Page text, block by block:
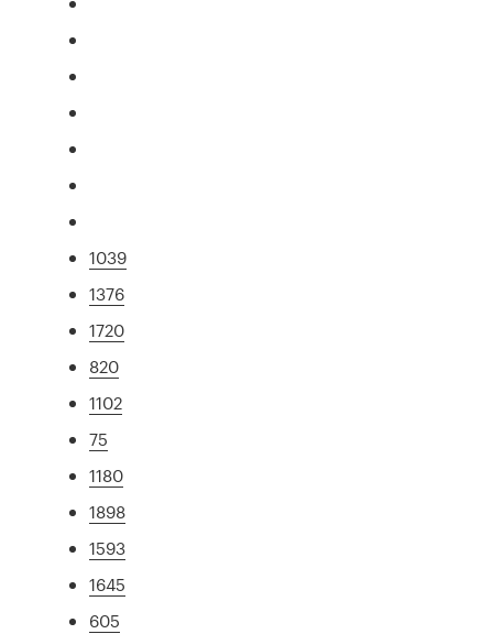
1039
1376
1720
820
1102
75
1180
1898
1593
1645
605